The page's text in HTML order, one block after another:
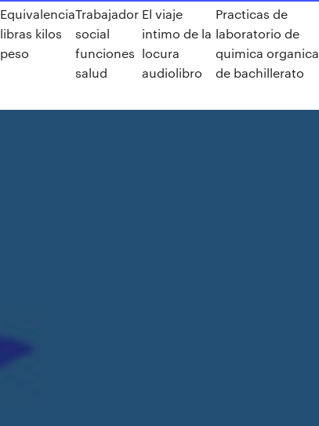
Equivalencia
libras kilos
peso
Trabajador
social
funciones
salud
El viaje
intimo de la
locura
audiolibro
Practicas de
laboratorio de
quimica organica
de bachillerato